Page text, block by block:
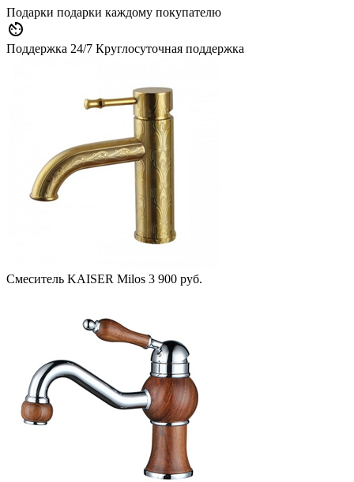
Подарки подарки каждому покупателю

Поддержка 24/7 Круглосуточная поддержка
Смеситель KAISER Milos 3 900 руб.